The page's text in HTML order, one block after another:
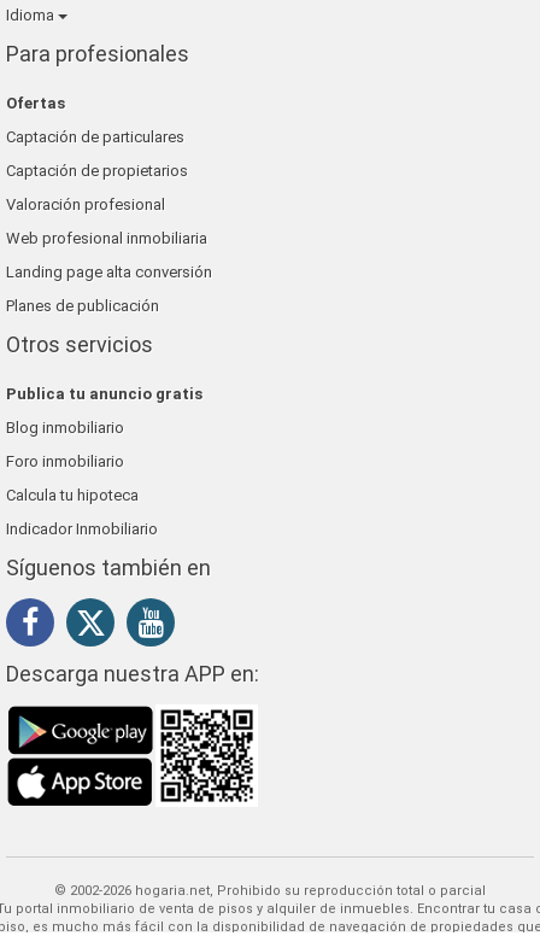
Idioma
Para profesionales
Ofertas
Captación de particulares
Captación de propietarios
Valoración profesional
Web profesional inmobiliaria
Landing page alta conversión
Planes de publicación
Otros servicios
Publica tu anuncio gratis
Blog inmobiliario
Foro inmobiliario
Calcula tu hipoteca
Indicador Inmobiliario
Síguenos también en
Descarga nuestra APP en:
© 2002-2026 hogaria.net, Prohibido su reproducción total o parcial
Encontrar tu casa o
es mucho más fácil con la disponibilidad de navegación de propiedades